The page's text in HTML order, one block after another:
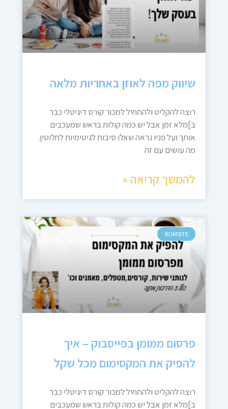
שיווק מפה לאוזן באחריות מלאה
רוצה להקליט ולהתחיל למכור קורס דיגיטלי כבר
ב]מלא זמן אבל יש כמה קולות בראש שמעכבים
אותך ועל פניו נראה שאלו סיבות לגיטימיות לחלוטין.
מה עושים עם זה
להמשך קריאה »
BOMSITE
פרסום ממומן בפייסבוק – איך
להפיק את המקסימום מכל שקל
רוצה להקליט ולהתחיל למכור קורס דיגיטלי כבר
ב]מלא זמן אבל יש כמה קולות בראש שמעכבים